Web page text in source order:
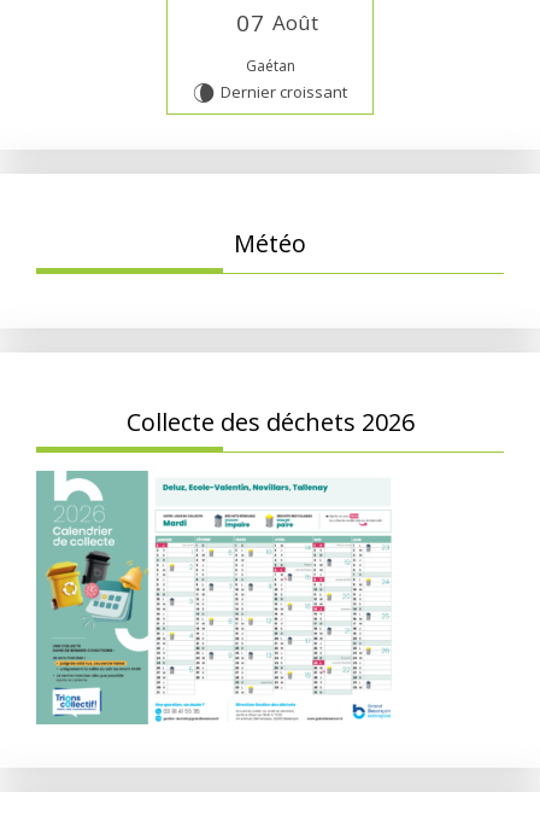
07 Août
Gaétan
V Dernier croissant
Météo
Collecte des déchets 2026